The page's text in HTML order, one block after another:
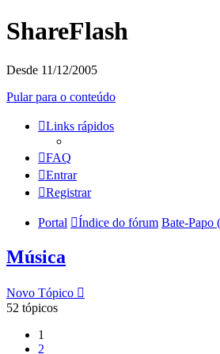
ShareFlash
Desde 11/12/2005
Pular para o conteúdo
Links rápidos
FAQ
Entrar
Registrar
Portal Índice do fórum Bate-Papo
Música
Novo Tópico
52 tópicos
1
2